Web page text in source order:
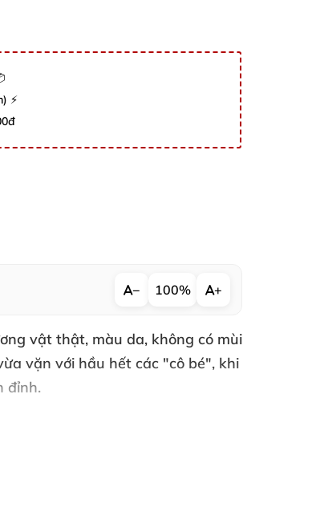
⚡
− 100% +
vật thật, màu da, không có mùi
vặn với hầu hết các "cô bé", khi
đỉnh.